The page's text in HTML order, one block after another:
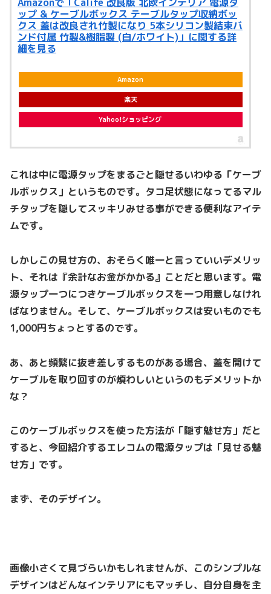
Amazonで「Calife 改良版 北欧インテリア 電源タ
ップ & ケーブルボックス テーブルタップ収納ボッ
クス 蓋は改良され竹製になり 5本シリコン製結束バ
ンド付属 竹製&樹脂製 (白/ホワイト)」に関する詳
細を見る
Amazon
楽天
Yahoo!ショッピング
これは中に電源タップをまるごと隠せるいわゆる「ケーブ
ルボックス」というものです。タコ足状態になってるマル
チタップを隠してスッキリみせる事ができる便利なアイテ
ムです。
しかしこの見せ方の、おそらく唯一と言っていいデメリッ
ト、それは『余計なお金がかかる』ことだと思います。電
源タップ一つにつきケーブルボックスを一つ用意しなけれ
ばなりません。そして、ケーブルボックスは安いものでも
1,000円ちょっとするのです。
あ、あと頻繁に抜き差しするものがある場合、蓋を開けて
ケーブルを取り回すのが煩わしいというのもデメリットか
な？
このケーブルボックスを使った方法が「隠す魅せ方」だと
すると、今回紹介するエレコムの電源タップは「見せる魅
せ方」です。
まず、そのデザイン。
画像小さくて見づらいかもしれませんが、このシンプルな
デザインはどんなインテリアにもマッチし、自分自身を主